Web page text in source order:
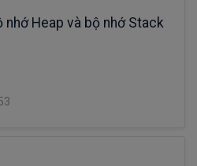
nhớ Heap và bộ nhớ Stack